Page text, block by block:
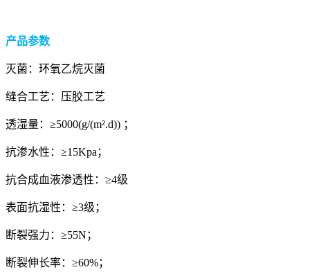
产品参数
灭菌：环氧乙烷灭菌
缝合工艺：压胶工艺
透湿量：≥5000(g/(m².d)) ；
抗渗水性：≥15Kpa；
抗合成血液渗透性：≥4级
表面抗湿性：≥3级；
断裂强力：≥55N；
断裂伸长率：≥60%；